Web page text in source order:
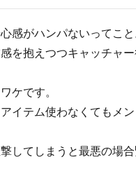
感がハンパないってこと
を抱えつつキャッチャ
ケです。
イテム使わなくてもメ
してしまうと最悪の場